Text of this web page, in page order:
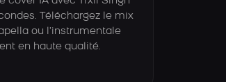
Téléchargez le mix
ou l’instrumentale
en haute qualité.